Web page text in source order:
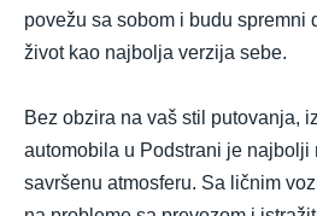
povežu sa sobom i budu spremni
život kao najbolja verzija sebe.
Bez obzira na vaš stil putovanja,
automobila u Podstrani je najbolji
savršenu atmosferu. Sa ličnim